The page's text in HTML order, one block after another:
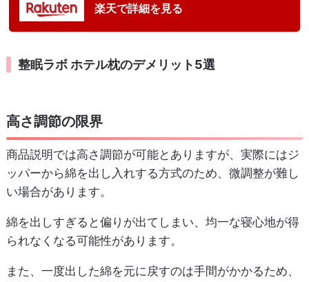
楽天で詳細を見る
整眠ラボ ホテル枕のデメリット5選
高さ調節の限界
商品説明では高さ調節が可能とありますが、実際にはジ
ッパーから綿を出し入れする方式のため、微調整が難し
い場合があります。
綿を出しすぎると偏りが出てしまい、均一な寝心地が得
られなくなる可能性があります。
また、一度出した綿を元に戻すのは手間がかかるため、